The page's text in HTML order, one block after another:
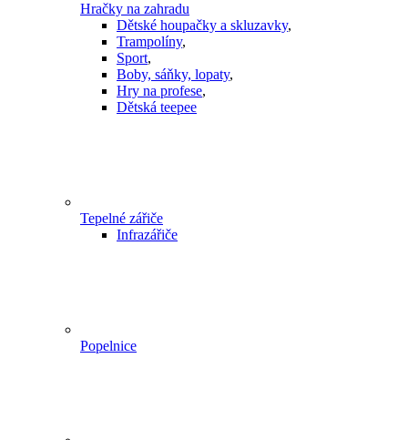
Hračky na zahradu
Dětské houpačky a skluzavky,
Trampolíny,
Sport,
Boby, sáňky, lopaty,
Hry na profese,
Dětská teepee
Tepelné zářiče
Infrazářiče
Popelnice